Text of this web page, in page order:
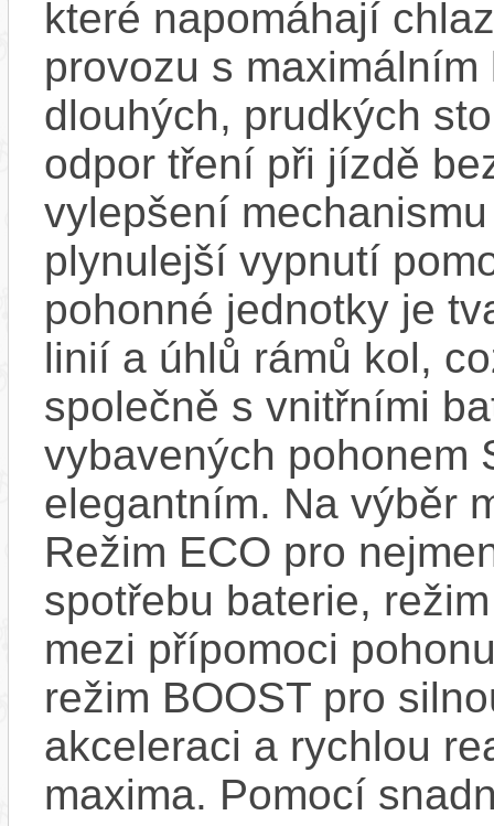
které napomáhají
provozu s
dlouhých, prudkých
odpor tření při jízdě
vylepšení
plynulejší vypnutí
pohonné jednotky je
linií a úhlů rámů kol,
společně s vnitřními
vybavených pohonem
elegantním. Na výběr
Režim ECO pro
spotřebu baterie,
mezi přípomoci
režim BOOST pro
akceleraci a rychlou
maxima. Pomocí